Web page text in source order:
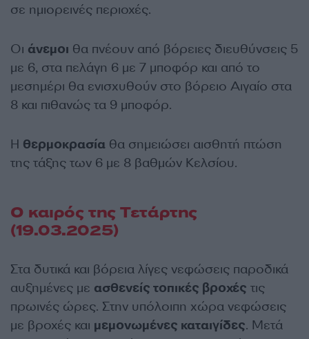
σε ημιορεινές περιοχές.
Οι άνεμοι θα πνέουν από βόρειες διευθύνσεις 5
με 6, στα πελάγη 6 με 7 μποφόρ και από το
μεσημέρι θα ενισχυθούν στο βόρειο Αιγαίο στα
8 και πιθανώς τα 9 μποφόρ.
Η θερμοκρασία θα σημειώσει αισθητή πτώση
της τάξης των 6 με 8 βαθμών Κελσίου.
Ο καιρός της Τετάρτης
(19.03.2025)
Στα δυτικά και βόρεια λίγες νεφώσεις παροδικά
αυξημένες με ασθενείς τοπικές βροχές τις
πρωινές ώρες. Στην υπόλοιπη χώρα νεφώσεις
με βροχές και μεμονωμένες καταιγίδες. Μετά